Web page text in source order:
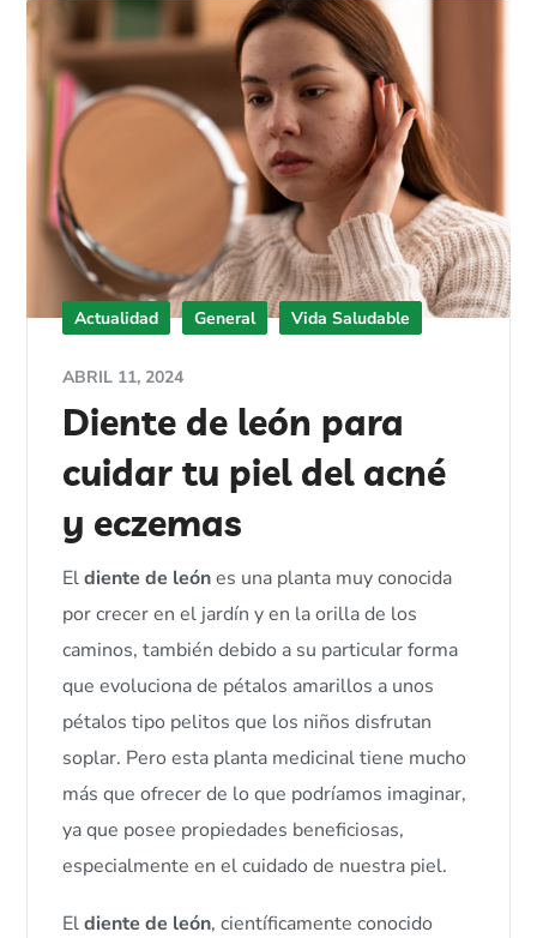
Actualidad General Vida Saludable
ABRIL 11, 2024
Diente de león para
cuidar tu piel del acné
y eczemas
Eldiente de leónes una planta muy conocida
por crecer en el jardín y en la orilla de los
caminos, también debido a su particular forma
que evoluciona de pétalos amarillos a unos
pétalos tipo pelitos que los niños disfrutan
soplar. Pero esta planta medicinal tiene mucho
más que ofrecer de lo que podríamos imaginar,
ya que posee propiedades beneficiosas,
especialmente en el cuidado de nuestra piel.
Eldiente de león, científicamente conocido